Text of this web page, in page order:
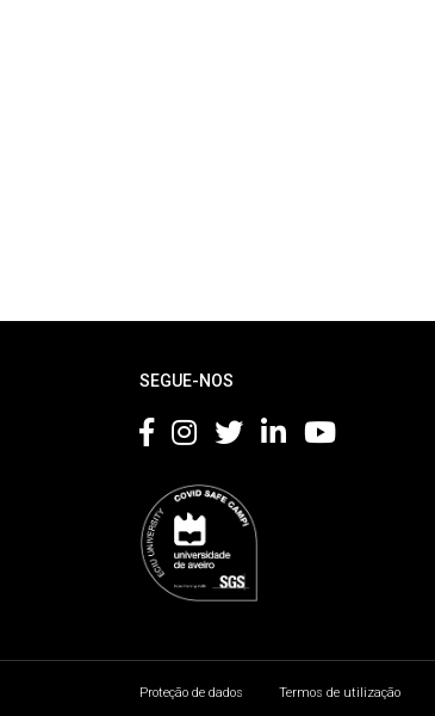
SEGUE-NOS
Proteção de dados Termos de utilização